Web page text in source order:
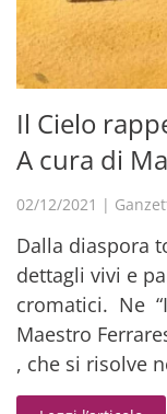
Il Cielo
A cura di
02/12/2021 |
Dalla diaspora
dettagli vivi e
cromatici. Ne
Maestro
, che si risolve